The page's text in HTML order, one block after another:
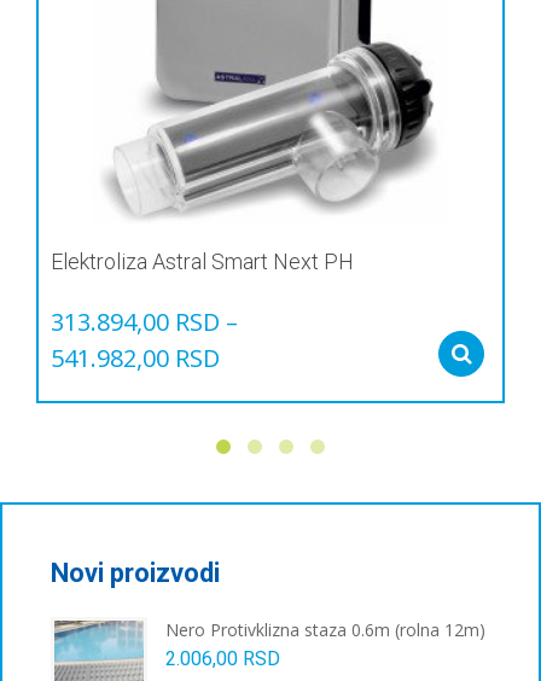
Elektroliza Astral Smart Next PH
313.894,00 RSD –
541.982,00 RSD
бити
изабране
на
страници
производа.
Novi proizvodi
Nero Protivklizna staza 0.6m (rolna 12m)
2.006,00 RSD